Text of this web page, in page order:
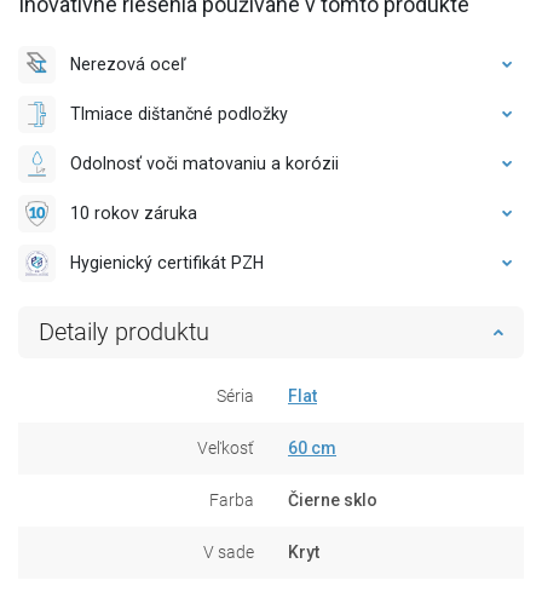
Nerezová oceľ
Tlmiace dištančné podložky
Odolnosť voči matovaniu a korózii
10 rokov záruka
Hygienický certifikát PZH
Detaily produktu
Séria Flat
Veľkosť 60 cm
Farba Čierne sklo
V sade Kryt